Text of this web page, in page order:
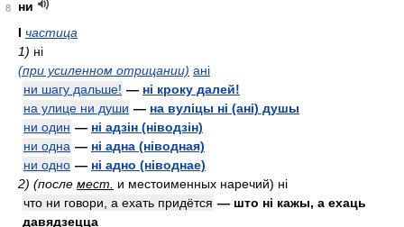
8
ни
I частица
1) ні
(при усиленном отрицании) ані
ни шагу дальше! — ні кроку далей!
на улице ни души — на вуліцы ні (ані) душы
ни один — ні адзін (ніводзін)
ни одна — ні адна (ніводная)
ни одно — ні адно (ніводнае)
2) (после мест. и местоименных наречий) ні
что ни говори, а ехать придётся — што ні кажы, а ехаць
давядзецца